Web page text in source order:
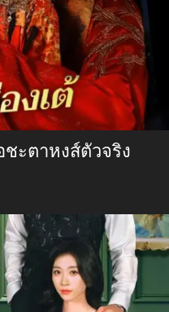
ะตาหงส์ตัวจริง